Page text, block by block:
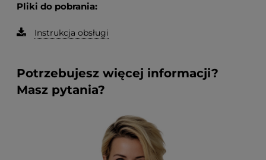
Pliki do pobrania:
Instrukcja obsługi
Potrzebujesz więcej informacji?
Masz pytania?